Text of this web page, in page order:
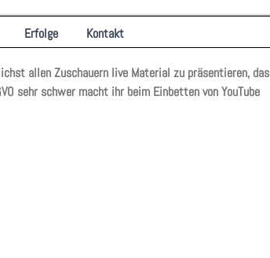
Erfolge Kontakt
allen Zuschauern live Material zu präsentieren, das
sehr schwer macht ihr beim Einbetten von YouTube